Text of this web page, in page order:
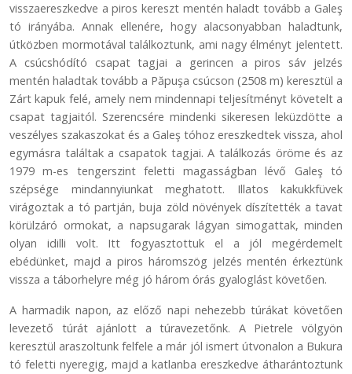
visszaereszkedve a piros kereszt mentén haladt tovább a Galeş
tó irányába. Annak ellenére, hogy alacsonyabban haladtunk,
útközben mormotával találkoztunk, ami nagy élményt jelentett.
A csúcshódító csapat tagjai a gerincen a piros sáv jelzés
mentén haladtak tovább a Păpuşa csúcson (2508 m) keresztül a
Zárt kapuk felé, amely nem mindennapi teljesítményt követelt a
csapat tagjaitól. Szerencsére mindenki sikeresen leküzdötte a
veszélyes szakaszokat és a Galeş tóhoz ereszkedtek vissza, ahol
egymásra találtak a csapatok tagjai. A találkozás öröme és az
1979 m-es tengerszint feletti magasságban lévő Galeş tó
szépsége mindannyiunkat meghatott. Illatos kakukkfüvek
virágoztak a tó partján, buja zöld növények díszítették a tavat
körülzáró ormokat, a napsugarak lágyan simogattak, minden
olyan idilli volt. Itt fogyasztottuk el a jól megérdemelt
ebédünket, majd a piros háromszög jelzés mentén érkeztünk
vissza a táborhelyre még jó három órás gyaloglást követően.
A harmadik napon, az előző napi nehezebb túrákat követően
levezető túrát ajánlott a túravezetőnk. A Pietrele völgyön
keresztül araszoltunk felfele a már jól ismert útvonalon a Bukura
tó feletti nyeregig, majd a katlanba ereszkedve átharántoztunk